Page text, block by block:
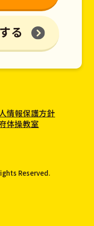
る
情報保護方針
体操教室
Reserved.